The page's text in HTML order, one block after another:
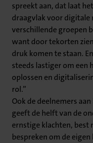
spreekt aan, dat laat
draagvlak voor digitale
verschillende groepen
want door tekorten
druk komen te staan.
steeds lastiger om een
oplossen en
rol.”
Ook de deelnemers
geeft de helft van de
ernstige klachten, best
bespreken om de